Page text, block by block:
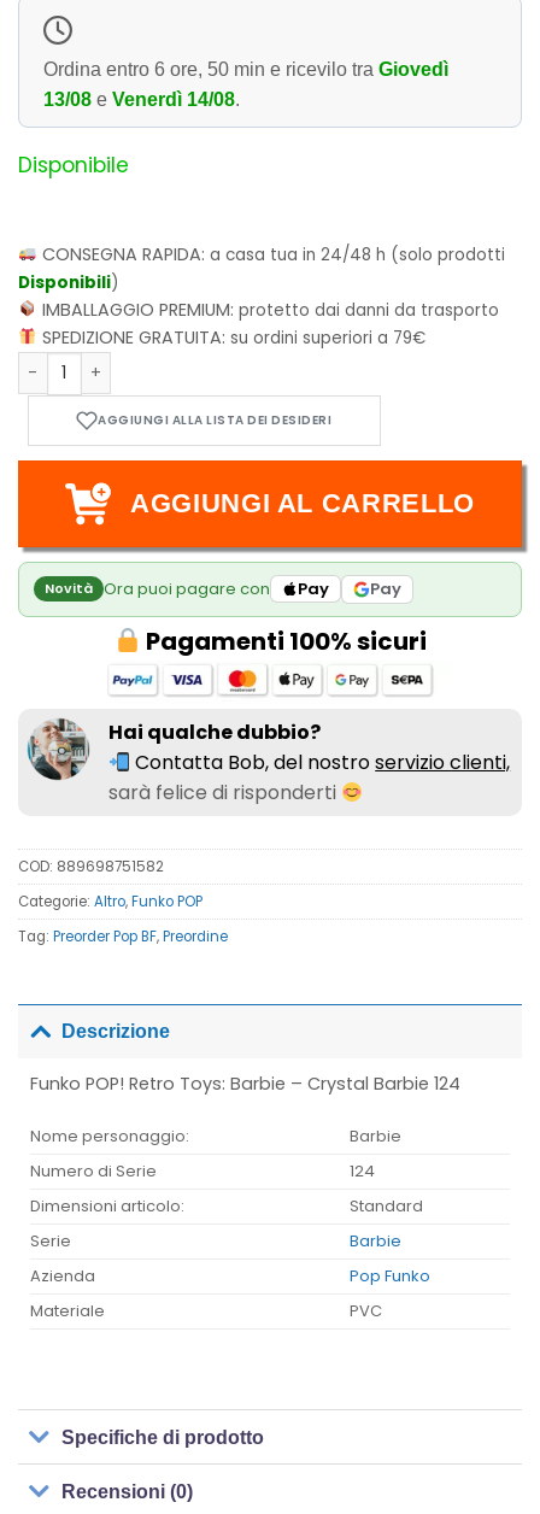
Ordina entro 6 ore, 50 min e ricevilo tra Giovedì
13/08 e Venerdì 14/08.
Disponibile
CONSEGNA RAPIDA:a casa tua in 24/48 h (solo prodotti
Disponibili)
IMBALLAGGIO PREMIUM:protetto dai danni da trasporto
SPEDIZIONE GRATUITA:su ordini superiori a 79€
Funko POP! Retro Toys: Barbie - Crystal Barbie 124 quantità
AGGIUNGI AL CARRELLO
Novità Ora puoi pagare con Pay Pay
Pagamenti 100% sicuri
Hai qualche dubbio?
Contatta Bob, del nostroservizio clienti,
sarà felice di risponderti
COD: 889698751582
Categorie: Altro,Funko POP
Tag: Preorder Pop BF,Preordine
Descrizione
Funko POP! Retro Toys: Barbie – Crystal Barbie 124
Nome personaggio:
Barbie
Numero di Serie
124
Dimensioni articolo:
Standard
Serie
Barbie
Azienda
Pop Funko
Materiale
PVC
Specifiche di prodotto
Recensioni (0)